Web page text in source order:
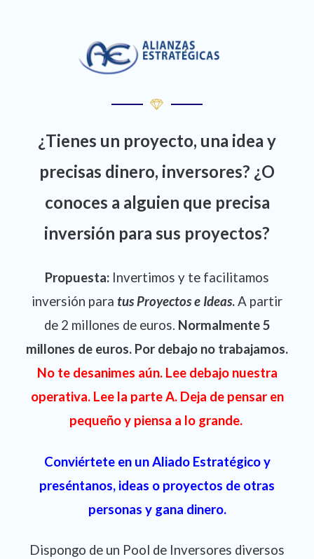
¿Tienes un proyecto, una idea y
precisas dinero, inversores? ¿O
conoces a alguien que precisa
inversión para sus proyectos?
Propuesta: Invertimos y te facilitamos
inversión para tus Proyectos e Ideas.A partir
de 2 millones de euros. Normalmente 5
millones de euros. Por debajo no trabajamos.
No te desanimes aún. Lee debajo nuestra
operativa. Lee la parte A. Deja de pensar en
pequeño y piensa a lo grande.
Conviértete en un Aliado Estratégico y
preséntanos, ideas o proyectos de otras
personas y gana dinero.
Dispongo de un Pool de Inversores diversos